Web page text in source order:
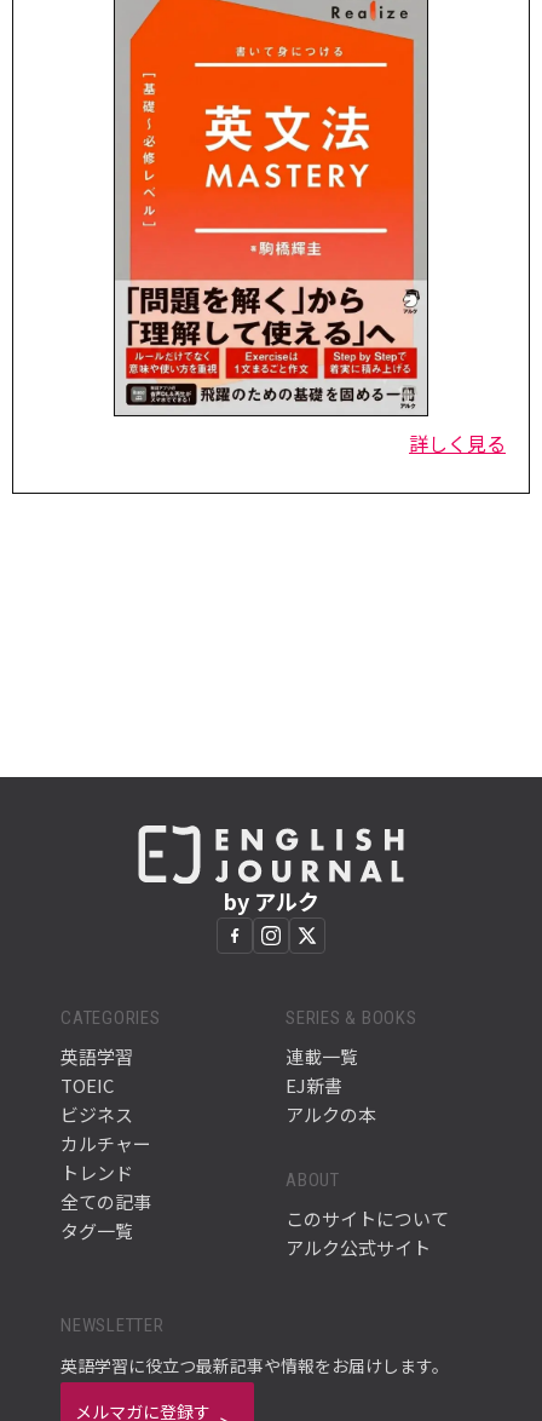
詳しく見る
by アルク
CATEGORIES
英語学習
TOEIC
ビジネス
カルチャー
トレンド
全ての記事
タグ一覧
SERIES & BOOKS
連載一覧
EJ新書
アルクの本
ABOUT
このサイトについて
アルク公式サイト
NEWSLETTER
英語学習に役立つ最新記事や情報をお届けします。
メルマガに登録す